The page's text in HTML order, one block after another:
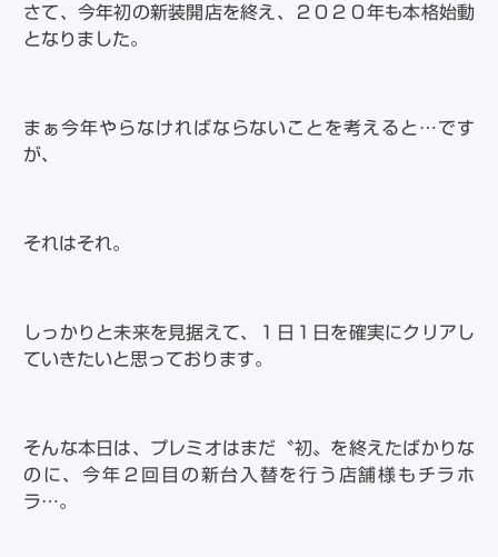
さて、今年初の新装開店を終え、２０２０年も本格始動
となりました。
まぁ今年やらなければならないことを考えると…です
が、
それはそれ。
しっかりと未来を見据えて、１日１日を確実にクリアし
ていきたいと思っております。
そんな本日は、プレミオはまだ〝初〟を終えたばかりな
のに、今年２回目の新台入替を行う店舗様もチラホ
ラ…。